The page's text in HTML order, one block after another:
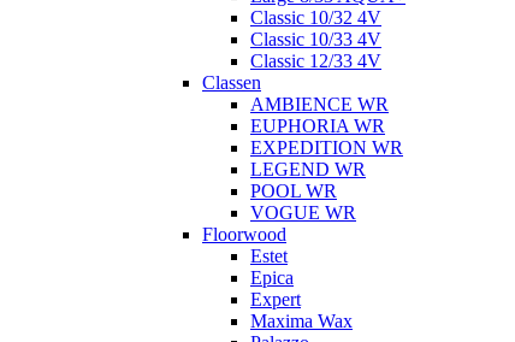
Classic 10/32 4V
Classic 10/33 4V
Classic 12/33 4V
Classen
AMBIENCE WR
EUPHORIA WR
EXPEDITION WR
LEGEND WR
POOL WR
VOGUE WR
Floorwood
Estet
Epica
Expert
Maxima Wax